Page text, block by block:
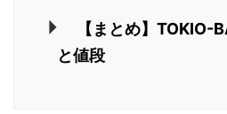
【まとめ】TOKIO-
と値段